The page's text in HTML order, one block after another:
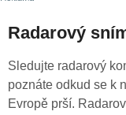
Radarový
Sledujte radarový
poznáte odkud se k
Evropě prší.